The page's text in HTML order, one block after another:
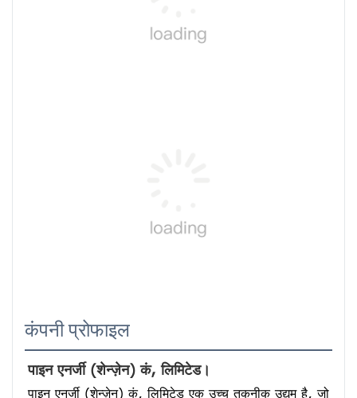
कंपनी प्रोफाइल
पाइन एनर्जी (शेन्ज़ेन) कं, लिमिटेड।
पाइन एनर्जी (शेन्ज़ेन) कं, लिमिटेड एक उच्च तकनीक उद्यम है, जो